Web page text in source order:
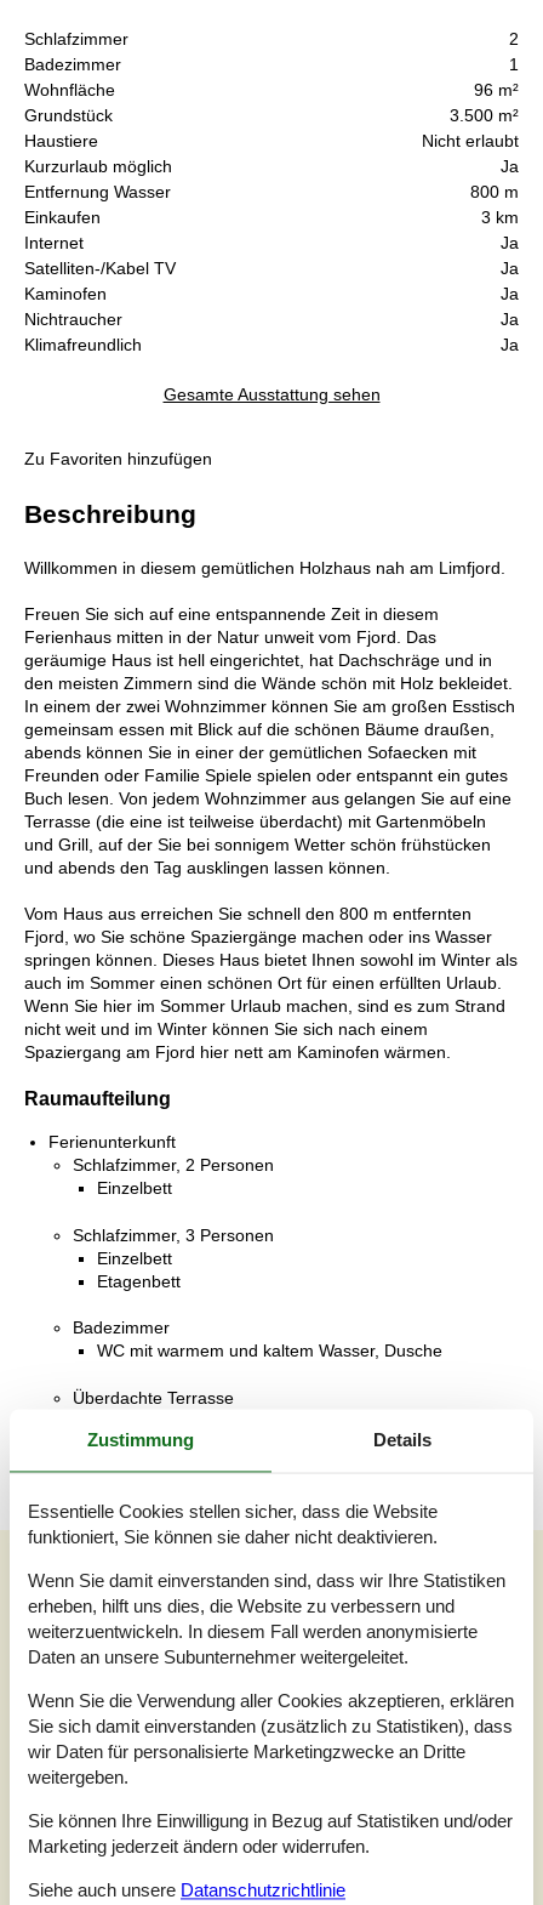
Schlafzimmer
2
Badezimmer
1
Wohnfläche
96 m²
Grundstück
3.500 m²
Haustiere
Nicht erlaubt
Kurzurlaub möglich
Ja
Entfernung Wasser
800 m
Einkaufen
3 km
Internet
Ja
Satelliten-/Kabel TV
Ja
Kaminofen
Ja
Nichtraucher
Ja
Klimafreundlich
Ja
Gesamte Ausstattung sehen
Zu Favoriten hinzufügen
Beschreibung
Willkommen in diesem gemütlichen Holzhaus nah am Limfjord.
Freuen Sie sich auf eine entspannende Zeit in diesem
Ferienhaus mitten in der Natur unweit vom Fjord. Das
geräumige Haus ist hell eingerichtet, hat Dachschräge und in
den meisten Zimmern sind die Wände schön mit Holz bekleidet.
In einem der zwei Wohnzimmer können Sie am großen Esstisch
gemeinsam essen mit Blick auf die schönen Bäume draußen,
abends können Sie in einer der gemütlichen Sofaecken mit
Freunden oder Familie Spiele spielen oder entspannt ein gutes
Buch lesen. Von jedem Wohnzimmer aus gelangen Sie auf eine
Terrasse (die eine ist teilweise überdacht) mit Gartenmöbeln
und Grill, auf der Sie bei sonnigem Wetter schön frühstücken
und abends den Tag ausklingen lassen können.
Vom Haus aus erreichen Sie schnell den 800 m entfernten
Fjord, wo Sie schöne Spaziergänge machen oder ins Wasser
springen können. Dieses Haus bietet Ihnen sowohl im Winter als
auch im Sommer einen schönen Ort für einen erfüllten Urlaub.
Wenn Sie hier im Sommer Urlaub machen, sind es zum Strand
nicht weit und im Winter können Sie sich nach einem
Spaziergang am Fjord hier nett am Kaminofen wärmen.
Raumaufteilung
Ferienunterkunft
Schlafzimmer, 2 Personen
Einzelbett
Schlafzimmer, 3 Personen
Einzelbett
Etagenbett
Badezimmer
WC mit warmem und kaltem Wasser, Dusche
Überdachte Terrasse
Unsere Gästebewertungen
4,0
Bewertung ist vom 24.07.2022
5
3 (0)
2
1
Kommentare
Zustimmung Details
Essentielle Cookies stellen sicher, dass die Website
funktioniert, Sie können sie daher nicht deaktivieren.
Wenn Sie damit einverstanden sind, dass wir Ihre Statistiken
erheben, hilft uns dies, die Website zu verbessern und
weiterzuentwickeln. In diesem Fall werden anonymisierte
Daten an unsere Subunternehmer weitergeleitet.
Wenn Sie die Verwendung aller Cookies akzeptieren, erklären
Sie sich damit einverstanden (zusätzlich zu Statistiken), dass
wir Daten für personalisierte Marketingzwecke an Dritte
weitergeben.
Sie können Ihre Einwilligung in Bezug auf Statistiken und/oder
Marketing jederzeit ändern oder widerrufen.
Siehe auch unsere Datanschutzrichtlinie